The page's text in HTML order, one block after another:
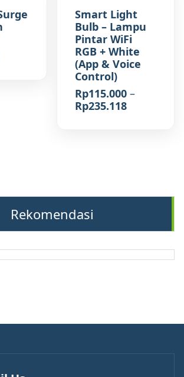
Smart Light
Bulb – Lampu
Pintar WiFi
RGB + White
(App & Voice
Control)
Rp115.000 –
Rp235.118Rentang
Rekomendasi